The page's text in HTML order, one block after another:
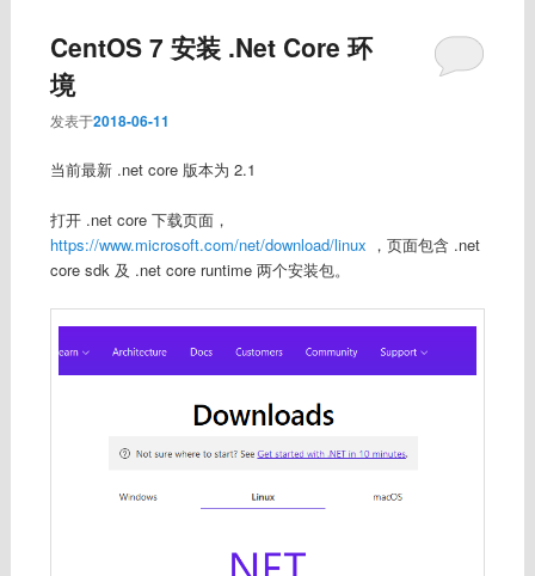
CentOS 7 安装 .Net Core 环
境
发表于2018-06-11
当前最新 .net core 版本为 2.1
打开 .net core 下载页面，
https://www.microsoft.com/net/download/linux ，页面包含 .net
core sdk 及 .net core runtime 两个安装包。